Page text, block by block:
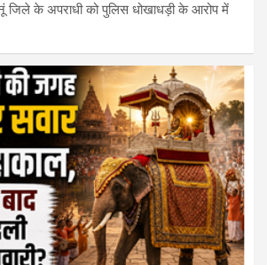
के अपराधी को पुलिस धोखाधड़ी के आरोप में